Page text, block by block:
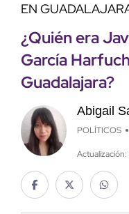
EN
¿Quién era
García
Guadalajara?
Abigail
POLÍTICOS